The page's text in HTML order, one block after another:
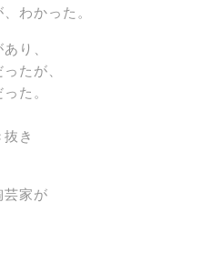
わかった。
り、
たが、
た。
き
芸家が